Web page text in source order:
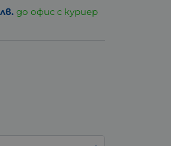
лв. до офис с куриер